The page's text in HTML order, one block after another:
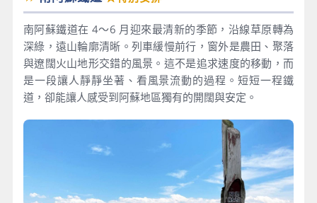
南阿蘇鐵道在 4～6 月迎來最清新的季節，沿線草原轉為
深綠，遠山輪廓清晰。列車緩慢前行，窗外是農田、聚落
與遼闊火山地形交錯的風景。這不是追求速度的移動，而
是一段讓人靜靜坐著、看風景流動的過程。短短一程鐵
道，卻能讓人感受到阿蘇地區獨有的開闊與安定。